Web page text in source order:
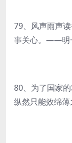
79、风声雨声
事关心。——明
80、为了国家
纵然只能效绵